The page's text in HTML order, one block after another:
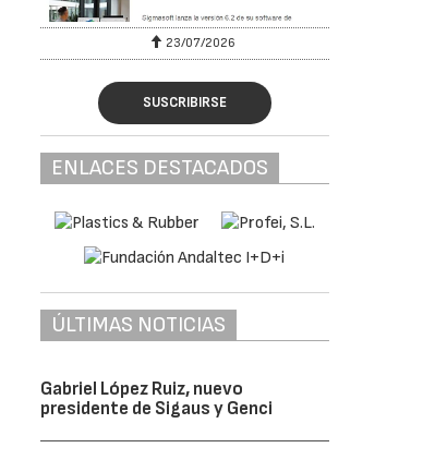
23/07/2026
SUSCRIBIRSE
ENLACES DESTACADOS
ÚLTIMAS NOTICIAS
Gabriel López Ruiz, nuevo
presidente de Sigaus y Genci